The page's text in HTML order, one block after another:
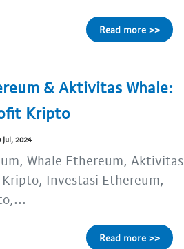
Read more >>
& Aktivitas Whale:
Kripto
2024
Whale Ethereum, Aktivitas
Investasi Ethereum,
Read more >>